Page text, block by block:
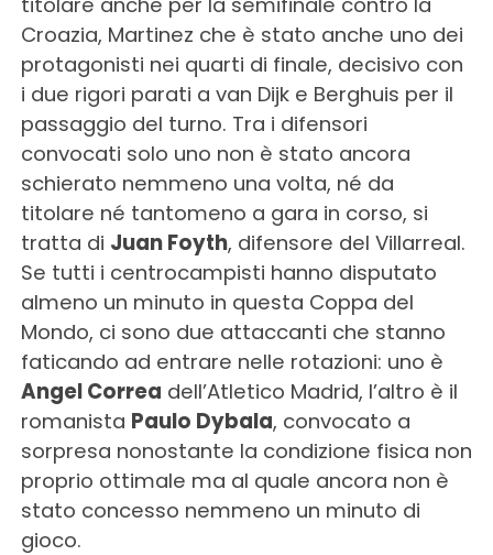
Croazia, Martinez che è stato anche uno dei
protagonisti nei quarti di finale, decisivo con
i due rigori parati a van Dijk e Berghuis per il
passaggio del turno. Tra i difensori
convocati solo uno non è stato ancora
schierato nemmeno una volta, né da
titolare né tantomeno a gara in corso, si
tratta di Juan Foyth, difensore del Villarreal.
Se tutti i centrocampisti hanno disputato
almeno un minuto in questa Coppa del
Mondo, ci sono due attaccanti che stanno
faticando ad entrare nelle rotazioni: uno è
Angel Correa dell’Atletico Madrid, l’altro è il
romanista Paulo Dybala, convocato a
sorpresa nonostante la condizione fisica non
proprio ottimale ma al quale ancora non è
stato concesso nemmeno un minuto di
gioco.